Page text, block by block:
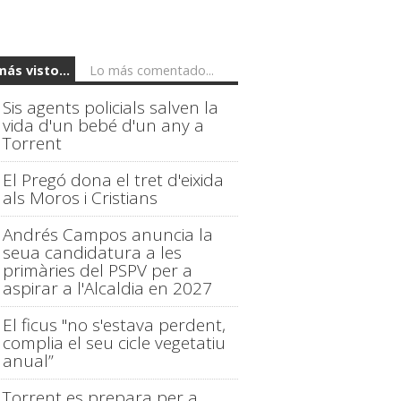
visto... Lo más comentado...
Sis agents policials salven la
vida d'un bebé d'un any a
Torrent
El Pregó dona el tret d'eixida
als Moros i Cristians
Andrés Campos anuncia la
seua candidatura a les
primàries del PSPV per a
aspirar a l'Alcaldia en 2027
El ficus "no s'estava perdent,
complia el seu cicle vegetatiu
anual”